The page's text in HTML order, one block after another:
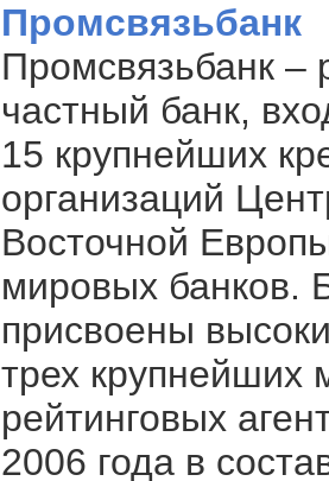
Промсвязьбанк
Промсвязьбанк –
частный банк,
15 крупнейших
организаций
Восточной
мировых банков.
присвоены
трех крупнейших
рейтинговых
2006 года в